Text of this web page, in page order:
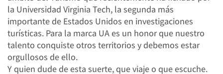
la Universidad Virginia Tech, la segunda más
importante de Estados Unidos en investigaciones
turísticas. Para la marca UA es un honor que nuestro
talento conquiste otros territorios y debemos estar
orgullosos de ello.
Y quien dude de esta suerte, que viaje o que escuche.